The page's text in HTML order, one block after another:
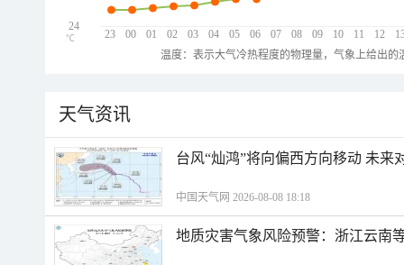
23 00 01 02 03 04 05 06 07 08 09 10 11 12
24
℃
温度：表示大气冷热程度的物理量，气象上给出
天气资讯
台风“灿鸿”将向偏西方向移动 未来
中国天气网 2026-08-08 18:18
地质灾害气象风险预警：浙江云南